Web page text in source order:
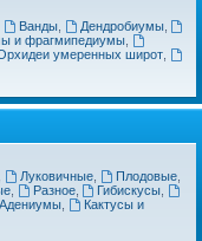
Ванды, Дендробиумы,
и фрагмипедиумы,
умеренных широт,
Луковичные, Плодовые,
, Разное, Гибискусы
Адениумы,
Кактусы и